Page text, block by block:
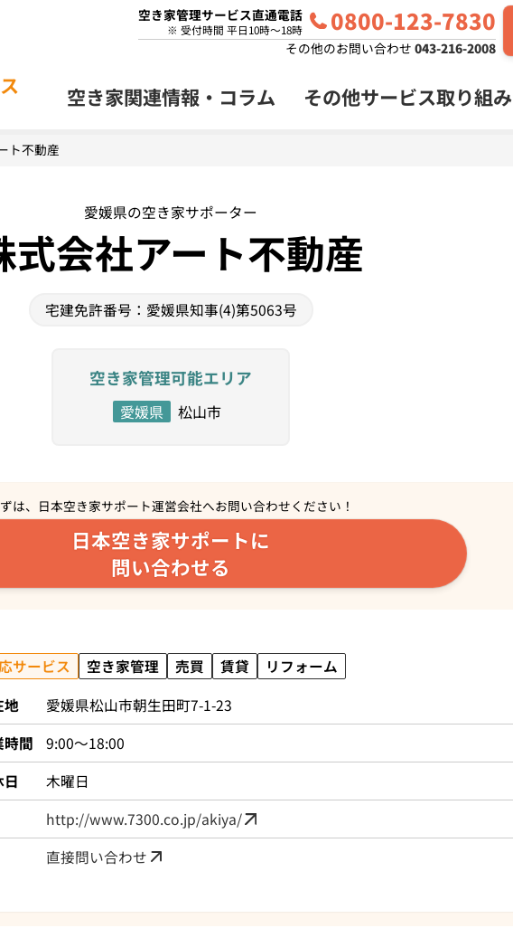
空き家管理サービス直通電話
※ 受付時間 平日10時～18時 0800-123-7830
その他のお問い合わせ 043-216-2008
空き家関連情報・ コラム その他サービス取り組み
ト不動産
愛媛県の空き家サポーター
式会社アート不動産
宅建免許番号：愛媛県知事(4)第5063号
空き家管理可能エリア
愛媛県 松山市
は、日本空き家サポート運営会社へお問い合わせください！
日本空き家サポートに
問い合わせる
サービス 空き家管理 売買 賃貸
リフォーム
地
愛媛県松山市朝生田町7-1-23
時間
9:00～18:00
木曜日
http://www.7300.co.jp/akiya/
直接問い合わせ